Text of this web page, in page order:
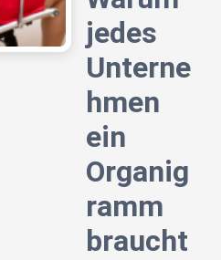
jedes
Unterne
hmen
ein
Organig
ramm
braucht